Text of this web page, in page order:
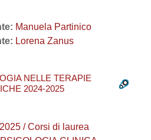
Manuela Partinico
Lorena Zanus
NELLE TERAPIE
2024-2025
/ Corsi di laurea